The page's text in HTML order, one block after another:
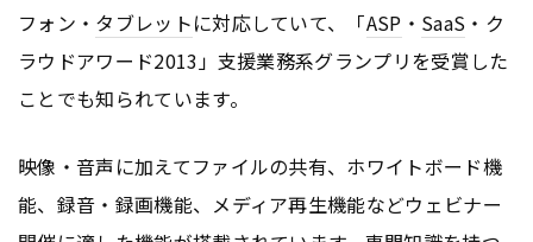
フォン・ タブレットに対応していて、「ASP ・ SaaS ・ク
ラウドアワード2013」支援業務系グランプリを受賞した
ことでも知られています。
映像・音声に加えてファイルの共有、ホワイトボード機
能、録音・録画機能、メディア再生機能などウェビナー